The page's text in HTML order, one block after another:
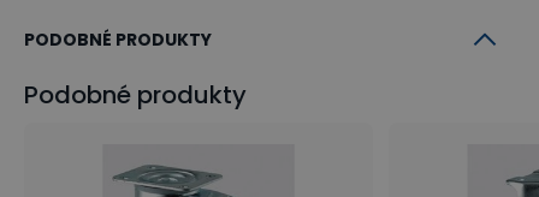
PODOBNÉ PRODUKTY
Podobné produkty